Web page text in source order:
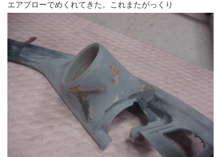
エアブローでめくれてきた。これまたがっくり